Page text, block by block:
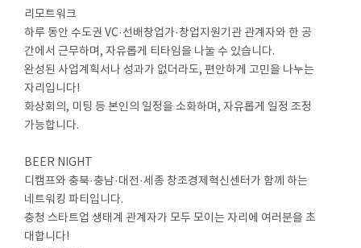
리모트워크
하루 동안 수도권 VC·선배창업가·창업지원기관 관계자와 한 공
간에서 근무하며, 자유롭게 티타임을 나눌 수 있습니다.
완성된 사업계획서나 성과가 없더라도, 편안하게 고민을 나누는
자리입니다!
화상회의, 미팅 등 본인의 일정을 소화하며, 자유롭게 일정 조정
가능합니다.
BEER NIGHT
디캠프와 충북·충남·대전·세종 창조경제혁신센터가 함께 하는
네트워킹 파티입니다.
충청 스타트업 생태계 관계자가 모두 모이는 자리에 여러분을 초
대합니다!